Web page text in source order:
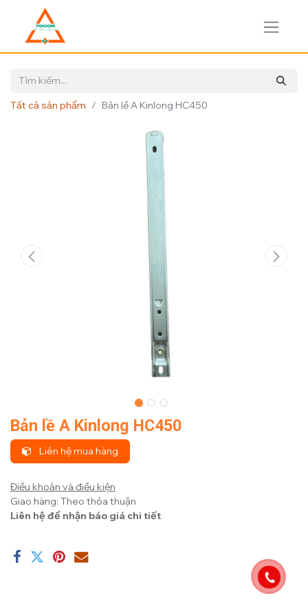
Tất cả sản phẩm Bản lề A Kinlong HC450
Bản lề A Kinlong HC450
Liên hệ mua hàng
Điều khoản và điều kiện
Giao hàng: Theo thỏa thuận
Liên hệ để nhận báo giá chi tiết